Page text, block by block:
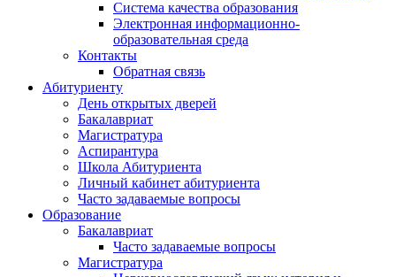
Система качества образования
Электронная информационно-
образовательная среда
Контакты
Обратная связь
Абитуриенту
День открытых дверей
Бакалавриат
Магистратура
Аспирантура
Школа Абитуриента
Личный кабинет абитуриента
Часто задаваемые вопросы
Образование
Бакалавриат
Часто задаваемые вопросы
Магистратура